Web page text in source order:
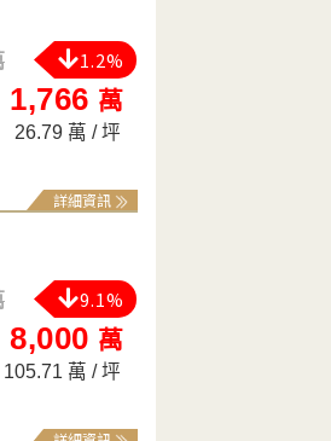
1.2%
1,766 萬
26.79 萬 / 坪
詳細資訊
9.1%
8,000 萬
105.71 萬 / 坪